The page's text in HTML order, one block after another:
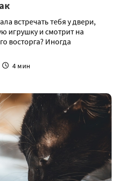
встречать тебя у двери,
игрушку и смотрит на
восторга? Иногда
4 мин